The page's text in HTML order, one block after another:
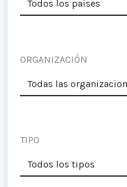
ORGANIZACIÓN
TIPO